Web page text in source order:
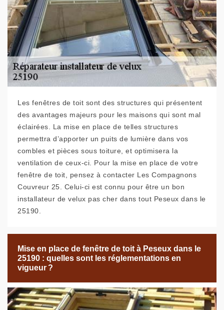
Les fenêtres de toit sont des structures qui présentent
des avantages majeurs pour les maisons qui sont mal
éclairées. La mise en place de telles structures
permettra d’apporter un puits de lumière dans vos
combles et pièces sous toiture, et optimisera la
ventilation de ceux-ci. Pour la mise en place de votre
fenêtre de toit, pensez à contacter Les Compagnons
Couvreur 25. Celui-ci est connu pour être un bon
installateur de velux pas cher dans tout Peseux dans le
25190.
Mise en place de fenêtre de toit à Peseux dans le
25190 : quelles sont les réglementations en
vigueur ?